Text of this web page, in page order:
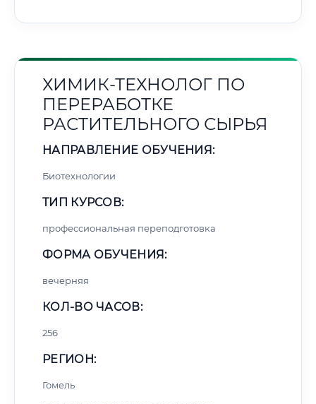
ХИМИК-ТЕХНОЛОГ ПО
ПЕРЕРАБОТКЕ
РАСТИТЕЛЬНОГО СЫРЬЯ
НАПРАВЛЕНИЕ ОБУЧЕНИЯ:
Биотехнологии
ТИП КУРСОВ:
профессиональная переподготовка
ФОРМА ОБУЧЕНИЯ:
вечерняя
КОЛ-ВО ЧАСОВ:
256
РЕГИОН:
Гомель